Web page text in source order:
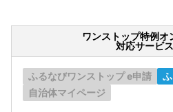
ワンストップ特例オ
対応サービ
ふるなびワンストップ e申請
自治体マイページ